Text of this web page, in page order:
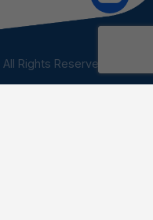
Rights Reserved